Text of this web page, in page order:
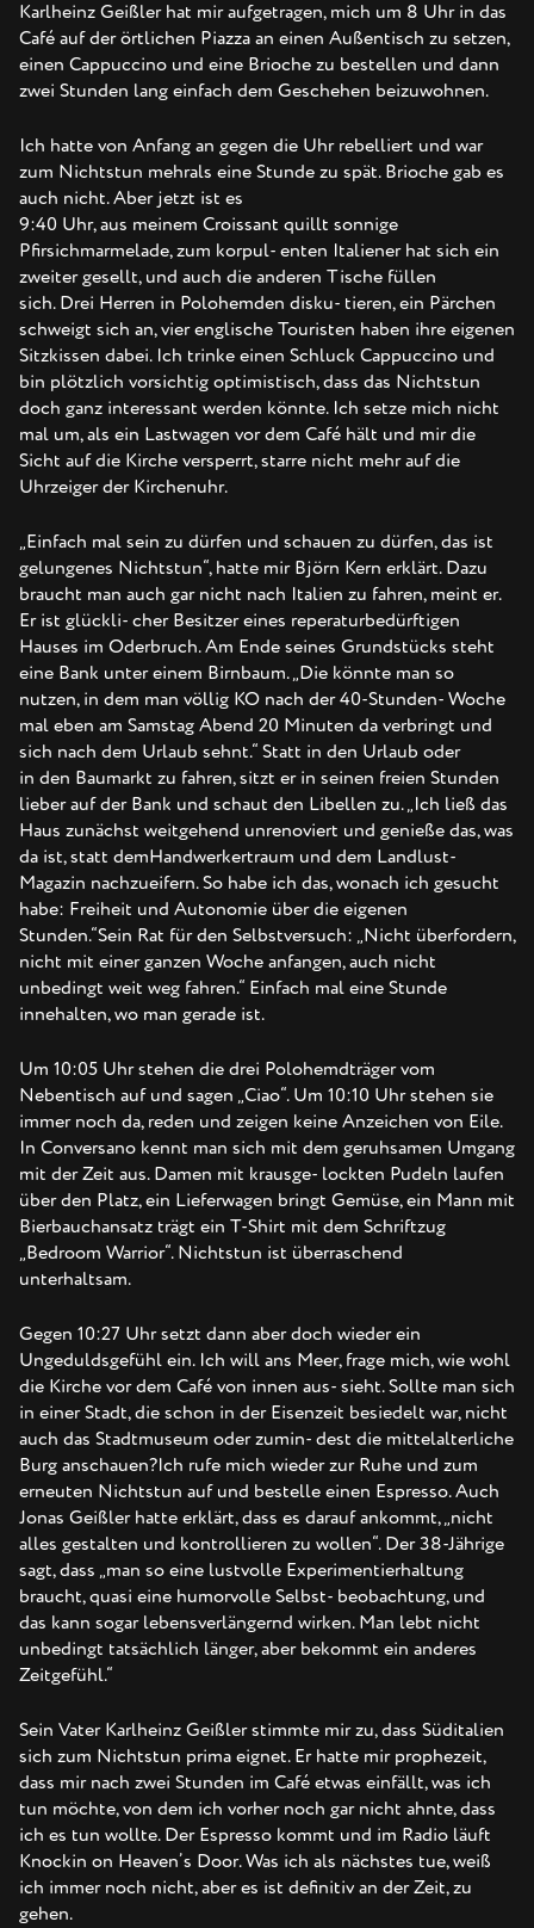
Karlheinz Geißler hat mir aufgetragen, mich um 8 Uhr in das
Café auf der örtlichen Piazza an einen Außentisch zu setzen,
einen Cappuccino und eine Brioche zu bestellen und dann
zwei Stunden lang einfach dem Geschehen beizuwohnen.
Ich hatte von Anfang an gegen die Uhr rebelliert und war
zum Nichtstun mehrals eine Stunde zu spät. Brioche gab es
auch nicht. Aber jetzt ist es
9:40 Uhr, aus meinem Croissant quillt sonnige
Pfirsichmarmelade, zum korpul- enten Italiener hat sich ein
zweiter gesellt, und auch die anderen Tische füllen
sich. Drei Herren in Polohemden disku- tieren, ein Pärchen
schweigt sich an, vier englische Touristen haben ihre eigenen
Sitzkissen dabei. Ich trinke einen Schluck Cappuccino und
bin plötzlich vorsichtig optimistisch, dass das Nichtstun
doch ganz interessant werden könnte. Ich setze mich nicht
mal um, als ein Lastwagen vor dem Café hält und mir die
Sicht auf die Kirche versperrt, starre nicht mehr auf die
Uhrzeiger der Kirchenuhr.
„Einfach mal sein zu dürfen und schauen zu dürfen, das ist
gelungenes Nichtstun“, hatte mir Björn Kern erklärt. Dazu
braucht man auch gar nicht nach Italien zu fahren, meint er.
Er ist glückli- cher Besitzer eines reperaturbedürftigen
Hauses im Oderbruch. Am Ende seines Grundstücks steht
eine Bank unter einem Birnbaum. „Die könnte man so
nutzen, in dem man völlig KO nach der 40-Stunden- Woche
mal eben am Samstag Abend 20 Minuten da verbringt und
sich nach dem Urlaub sehnt.“ Statt in den Urlaub oder
in den Baumarkt zu fahren, sitzt er in seinen freien Stunden
lieber auf der Bank und schaut den Libellen zu. „Ich ließ das
Haus zunächst weitgehend unrenoviert und genieße das, was
da ist, statt demHandwerkertraum und dem Landlust-
Magazin nachzueifern. So habe ich das, wonach ich gesucht
habe: Freiheit und Autonomie über die eigenen
Stunden.“Sein Rat für den Selbstversuch: „Nicht überfordern,
nicht mit einer ganzen Woche anfangen, auch nicht
unbedingt weit weg fahren.“ Einfach mal eine Stunde
innehalten, wo man gerade ist.
Um 10:05 Uhr stehen die drei Polohemdträger vom
Nebentisch auf und sagen „Ciao“. Um 10:10 Uhr stehen sie
immer noch da, reden und zeigen keine Anzeichen von Eile.
In Conversano kennt man sich mit dem geruhsamen Umgang
mit der Zeit aus. Damen mit krausge- lockten Pudeln laufen
über den Platz, ein Lieferwagen bringt Gemüse, ein Mann mit
Bierbauchansatz trägt ein T-Shirt mit dem Schriftzug
„Bedroom Warrior“. Nichtstun ist überraschend
unterhaltsam.
Gegen 10:27 Uhr setzt dann aber doch wieder ein
Ungeduldsgefühl ein. Ich will ans Meer, frage mich, wie wohl
die Kirche vor dem Café von innen aus- sieht. Sollte man sich
in einer Stadt, die schon in der Eisenzeit besiedelt war, nicht
auch das Stadtmuseum oder zumin- dest die mittelalterliche
Burg anschauen?Ich rufe mich wieder zur Ruhe und zum
erneuten Nichtstun auf und bestelle einen Espresso. Auch
Jonas Geißler hatte erklärt, dass es darauf ankommt, „nicht
alles gestalten und kontrollieren zu wollen“. Der 38-Jährige
sagt, dass „man so eine lustvolle Experimentierhaltung
braucht, quasi eine humorvolle Selbst- beobachtung, und
das kann sogar lebensverlängernd wirken. Man lebt nicht
unbedingt tatsächlich länger, aber bekommt ein anderes
Zeitgefühl.“
Sein Vater Karlheinz Geißler stimmte mir zu, dass Süditalien
sich zum Nichtstun prima eignet. Er hatte mir prophezeit,
dass mir nach zwei Stunden im Café etwas einfällt, was ich
tun möchte, von dem ich vorher noch gar nicht ahnte, dass
ich es tun wollte. Der Espresso kommt und im Radio läuft
Knockin on Heaven’s Door. Was ich als nächstes tue, weiß
ich immer noch nicht, aber es ist definitiv an der Zeit, zu
gehen.